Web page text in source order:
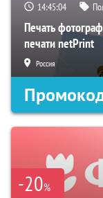
14:45:03
Печать
печати netPrint
Россия
-20%